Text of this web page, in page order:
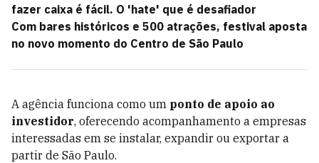
fazer caixa é fácil. O 'hate' que é desafiador
Com bares históricos e 500 atrações, festival aposta
no novo momento do Centro de São Paulo
A agência funciona como um ponto de apoio ao
investidor, oferecendo acompanhamento a empresas
interessadas em se instalar, expandir ou exportar a
partir de São Paulo.